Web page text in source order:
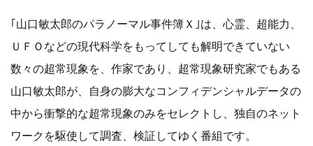
｢山口敏太郎のパラノーマル事件簿Ｘ｣は、心霊、超能力、
ＵＦＯなどの現代科学をもってしても解明できていない
数々の超常現象を、作家であり、超常現象研究家でもある
山口敏太郎が、自身の膨大なコンフィデンシャルデータの
中から衝撃的な超常現象のみをセレクトし、独自のネット
ワークを駆使して調査、検証してゆく番組です。